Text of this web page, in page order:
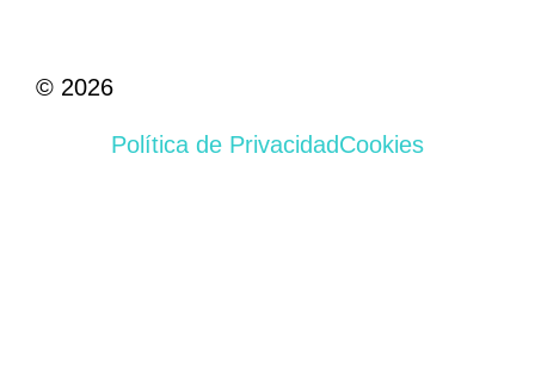
© 2026
Política de PrivacidadCookies